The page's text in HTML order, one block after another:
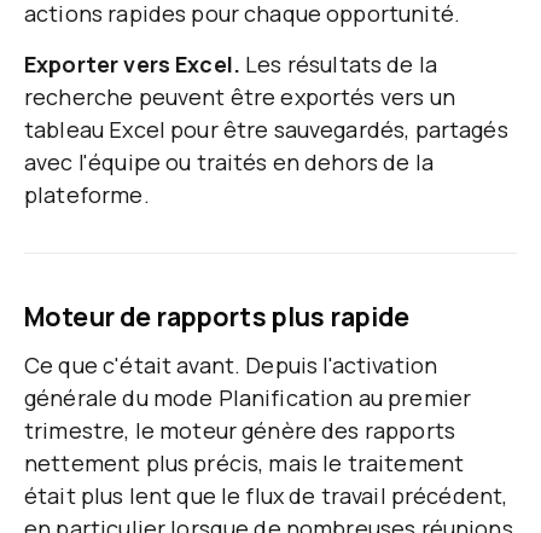
actions rapides pour chaque opportunité.
Exporter vers Excel. Les résultats de la
recherche peuvent être exportés vers un
tableau Excel pour être sauvegardés, partagés
avec l'équipe ou traités en dehors de la
plateforme.
Moteur de rapports plus rapide
Ce que c'était avant. Depuis l'activation
générale du mode Planification au premier
trimestre, le moteur génère des rapports
nettement plus précis, mais le traitement
était plus lent que le flux de travail précédent,